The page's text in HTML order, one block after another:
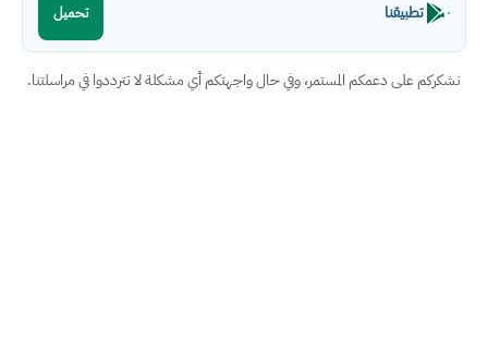
تطبيقنا تحميل
نشكركم على دعمكم المستمر، وفي حال واجهتكم أي مشكلة لا تترددوا في مراسلتنا.